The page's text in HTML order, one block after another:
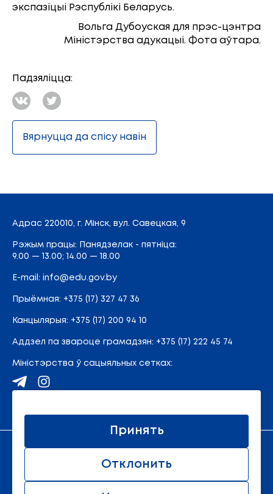
экспазіцыі Рэспублікі Беларусь.
Вольга Дубоуская для прэс-цэнтра
Міністэрства адукацыі. Фота аўтара.
Падзяліцца:
Вярнуцца да спісу навін
Адрас 220010, г. Мінск, вул. Савецкая, 9
Рэжым працы: Панядзелак - пятніца:
9.00 — 13.00; 14.00 — 18.00
E-mail: info@edu.gov.by
Прыёмная: +375 (17) 327 47 36
Канцылярыя: +375 (17) 200 94 10
Аддзел па звароце грамадзян: +375 (17) 222 45 74
Міністэрства ў сацыяльных сетках:
© 2011 - 2026 Міністэрства адукацыі Рэспублікі
Отклонить
Принять